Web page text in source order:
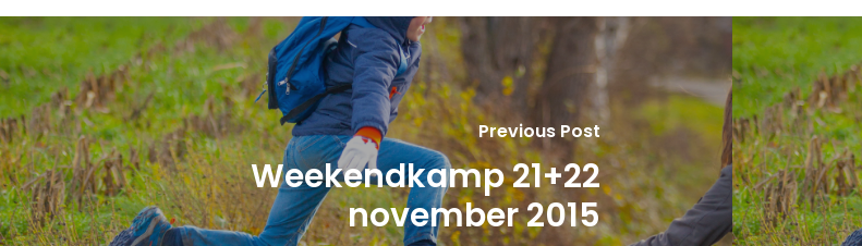
Previous Post
Weekendkamp 21+22
november 2015